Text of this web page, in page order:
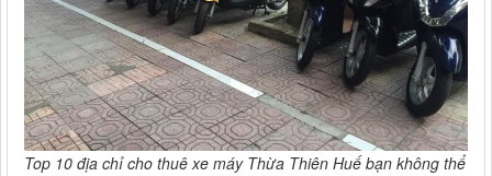
Top 10 địa chỉ cho thuê xe máy Thừa Thiên Huế bạn không thể